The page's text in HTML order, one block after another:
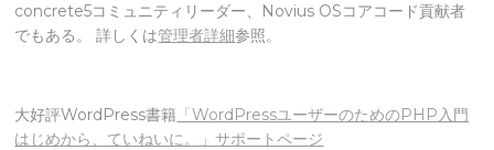
concrete5コミュニティリーダー、Novius OSコアコード貢献者
でもある。 詳しくは管理者詳細参照。
大好評WordPress書籍 「WordPressユーザーのためのPHP入門
はじめから、ていねいに。」サポートページ